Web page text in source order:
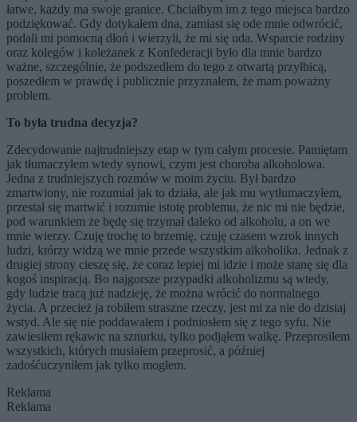
łatwe, każdy ma swoje granice. Chciałbym im z tego miejsca bardzo
podziękować. Gdy dotykałem dna, zamiast się ode mnie odwrócić,
podali mi pomocną dłoń i wierzyli, że mi się uda. Wsparcie rodziny
oraz kolegów i koleżanek z Konfederacji było dla mnie bardzo
ważne, szczególnie, że podszedłem do tego z otwartą przyłbicą,
poszedłem w prawdę i publicznie przyznałem, że mam poważny
problem.
To była trudna decyzja?
Zdecydowanie najtrudniejszy etap w tym całym procesie. Pamiętam
jak tłumaczyłem wtedy synowi, czym jest choroba alkoholowa.
Jedna z trudniejszych rozmów w moim życiu. Był bardzo
zmartwiony, nie rozumiał jak to działa, ale jak mu wytłumaczyłem,
przestał się martwić i rozumie istotę problemu, że nic mi nie będzie,
pod warunkiem że będę się trzymał daleko od alkoholu, a on we
mnie wierzy. Czuję trochę to brzemię, czuję czasem wzrok innych
ludzi, którzy widzą we mnie przede wszystkim alkoholika. Jednak z
drugiej strony cieszę się, że coraz lepiej mi idzie i może stanę się dla
kogoś inspiracją. Bo najgorsze przypadki alkoholizmu są wtedy,
gdy ludzie tracą już nadzieję, że można wrócić do normalnego
życia. A przecież ja robiłem straszne rzeczy, jest mi za nie do dzisiaj
wstyd. Ale się nie poddawałem i podniosłem się z tego syfu. Nie
zawiesiłem rękawic na sznurku, tylko podjąłem walkę. Przeprosiłem
wszystkich, których musiałem przeprosić, a później
zadośćuczyniłem jak tylko mogłem.
Reklama
Reklama